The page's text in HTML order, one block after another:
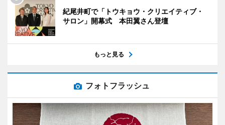
紀尾井町で「トウキョウ・クリエイティブ・
サロン」開幕式 本田翼さん登壇
もっと見る
フォトフラッシュ